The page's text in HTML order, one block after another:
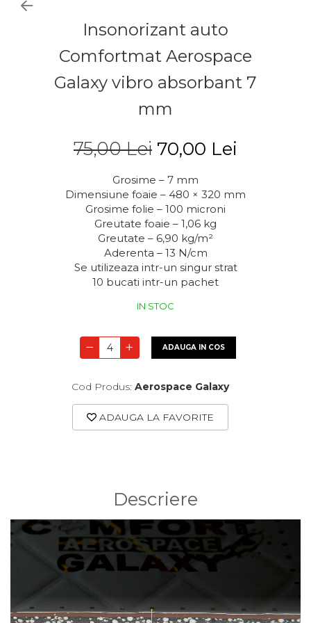
Insonorizant auto
Comfortmat Aerospace
Galaxy vibro absorbant 7
mm
75,00 Lei 70,00 Lei
Grosime – 7 mm
Dimensiune foaie – 480 × 320 mm
Grosime folie – 100 microni
Greutate foaie – 1,06 kg
Greutate – 6,90 kg/m²
Aderenta – 13 N/cm
Se utilizeaza intr-un singur strat
10 bucati intr-un pachet
IN STOC
ADAUGA IN COS
Cod Produs: Aerospace Galaxy
ADAUGA LA FAVORITE
Descriere